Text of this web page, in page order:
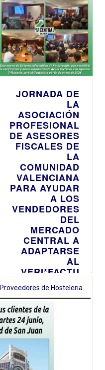
JORNADA DE
LA
ASOCIACIÓN
PROFESIONAL
DE ASESORES
FISCALES DE
LA
COMUNIDAD
VALENCIANA
PARA AYUDAR
A LOS
VENDEDORES
DEL
MERCADO
CENTRAL A
ADAPTARSE
AL
VERI*FACTU
Este nuevo de
Sistema
Informático de
Facturación, que
permitirá la
verificación y
automatizado de
las facturas a la
Proveedores de Hosteleria